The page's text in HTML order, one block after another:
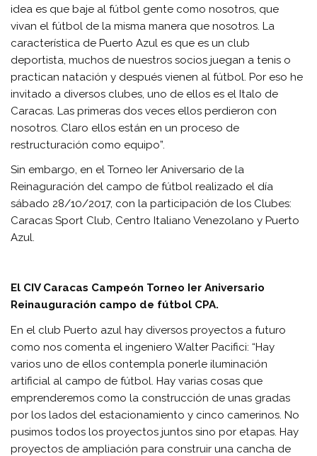
idea es que baje al fútbol gente como nosotros, que
vivan el fútbol de la misma manera que nosotros. La
característica de Puerto Azul es que es un club
deportista, muchos de nuestros socios juegan a tenis o
practican natación y después vienen al fútbol. Por eso he
invitado a diversos clubes, uno de ellos es el Italo de
Caracas. Las primeras dos veces ellos perdieron con
nosotros. Claro ellos están en un proceso de
restructuración como equipo”.
Sin embargo, en el Torneo Ier Aniversario de la
Reinaguración del campo de fútbol realizado el día
sábado 28/10/2017, con la participación de los Clubes:
Caracas Sport Club, Centro Italiano Venezolano y Puerto
Azul.
El CIV Caracas Campeón Torneo Ier Aniversario
Reinauguración campo de fútbol CPA.
En el club Puerto azul hay diversos proyectos a futuro
como nos comenta el ingeniero Walter Pacifici: “Hay
varios uno de ellos contempla ponerle iluminación
artificial al campo de fútbol. Hay varias cosas que
emprenderemos como la construcción de unas gradas
por los lados del estacionamiento y cinco camerinos. No
pusimos todos los proyectos juntos sino por etapas. Hay
proyectos de ampliación para construir una cancha de